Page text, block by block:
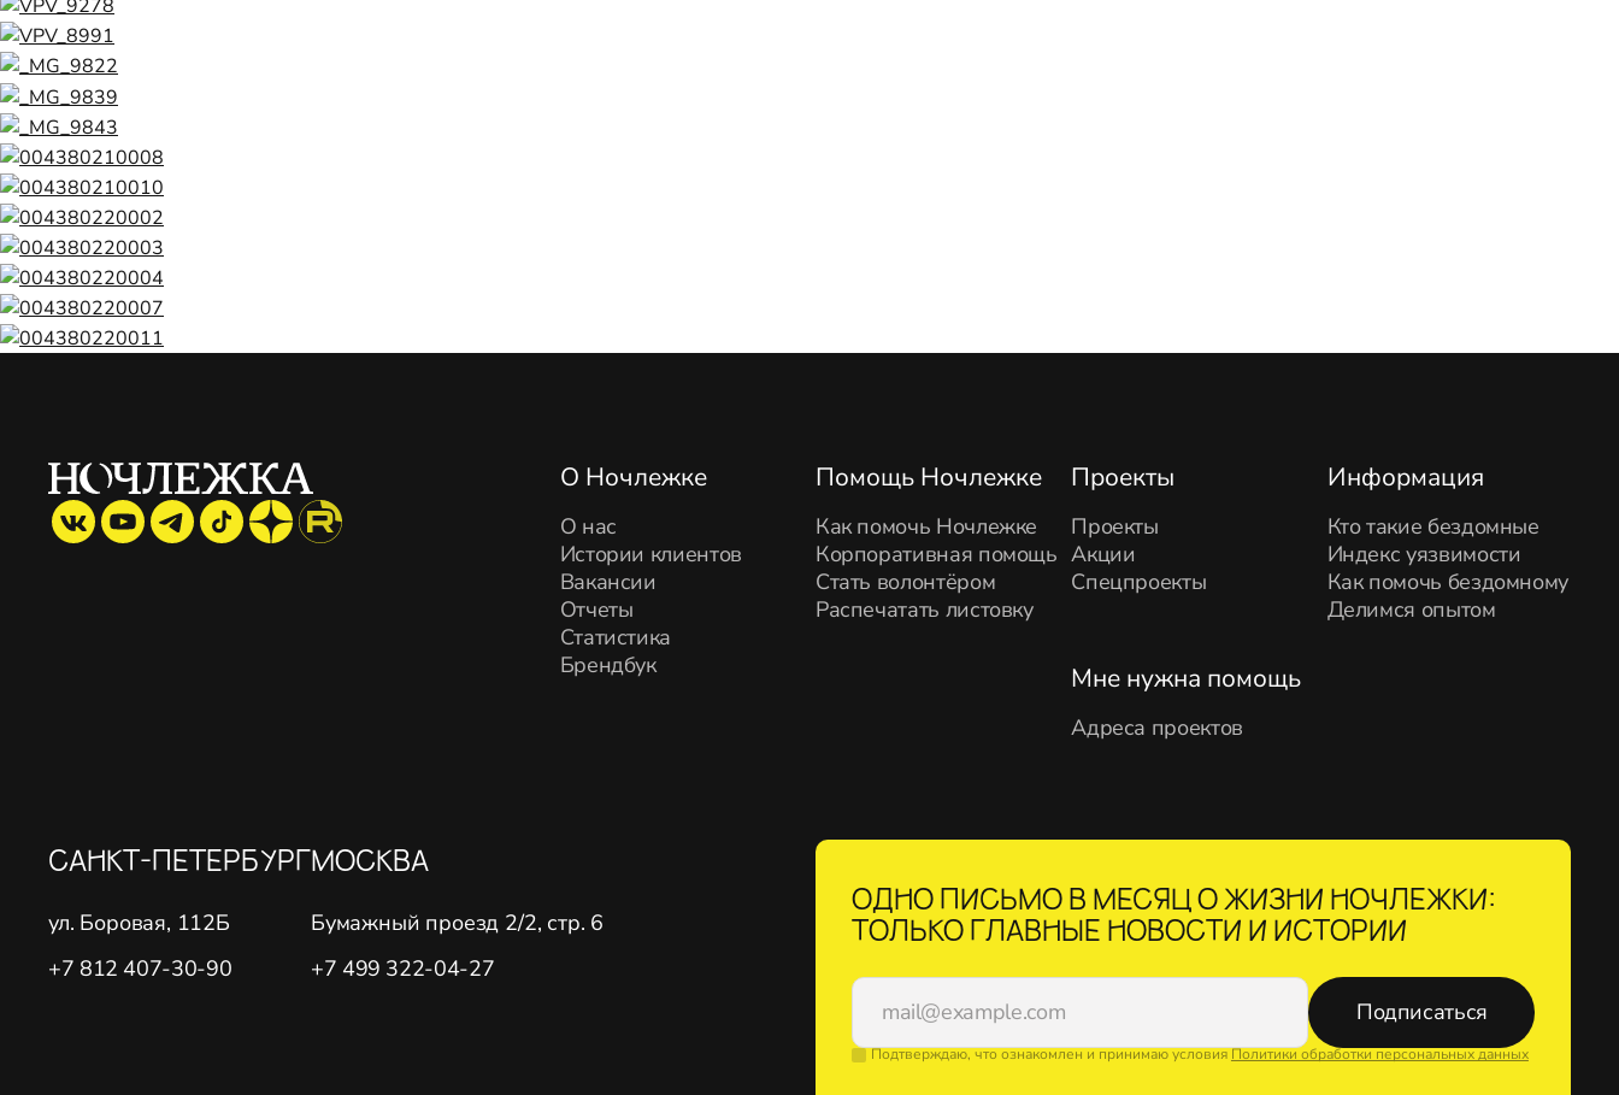
О Ночлежке
О нас
Истории клиентов
Вакансии
Отчеты
Статистика
Брендбук
Помощь Ночлежке
Как помочь Ночлежке
Корпоративная помощь
Стать волонтёром
Распечатать листовку
Проекты
Проекты
Акции
Спецпроекты
Информация
Кто такие бездомные
Индекс уязвимости
Как помочь бездомному
Делимся опытом
Мне нужна помощь
Адреса проектов
САНКТ-ПЕТЕРБУРГ
ул. Боровая, 112Б
+7 812 407-30-90
МОСКВА
Бумажный проезд 2/2, стр. 6
+7 499 322-04-27
ОДНО ПИСЬМО В МЕСЯЦ О ЖИЗНИ НОЧЛЕЖКИ:
ТОЛЬКО ГЛАВНЫЕ НОВОСТИ И ИСТОРИИ
Подписаться
Подтверждаю, что ознакомлен и принимаю условияПолитики обработки персональных данных